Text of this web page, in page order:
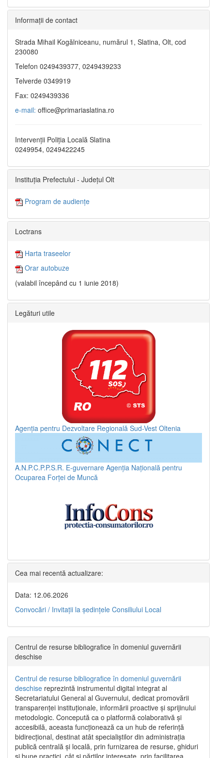
Informaţii de contact
Strada Mihail Kogălniceanu, numărul 1, Slatina, Olt, cod
230080
Telefon 0249439377, 0249439233
Telverde 0349919
Fax: 0249439336
e-mail: office@primariaslatina.ro
Intervenții Poliția Locală Slatina
0249954, 0249422245
Instituția Prefectului - Județul Olt
Program de audiențe
Loctrans
Harta traseelor
Orar autobuze
(valabil începând cu 1 iunie 2018)
Legături utile
Agenția pentru Dezvoltare Regională Sud-Vest Oltenia
A.N.P.C.P.P.S.R. E-guvernare Agenția Națională pentru
Ocuparea Forței de Muncă
Cea mai recentă actualizare:
Data: 12.06.2026
Convocări / Invitaţii la şedinţele Consiliului Local
Centrul de resurse bibliografice în domeniul guvernării
deschise
Centrul de resurse bibliografice în domeniul guvernării
deschise reprezintă instrumentul digital integrat al
Secretariatului General al Guvernului, dedicat promovării
transparenței instituționale, informării proactive și sprijinului
metodologic. Concepută ca o platformă colaborativă și
accesibilă, aceasta funcționează ca un hub de referință
bidirecțional, destinat atât specialiștilor din administrația
publică centrală și locală, prin furnizarea de resurse, ghiduri
și bune practici, cât și părților interesate, prin facilitarea